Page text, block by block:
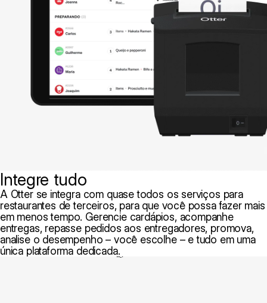
Integre tudo
A Otter se integra com quase todos os serviços para
restaurantes de terceiros, para que você possa fazer mais
em menos tempo. Gerencie cardápios, acompanhe
entregas, repasse pedidos aos entregadores, promova,
analise o desempenho – você escolhe – e tudo em uma
única plataforma dedicada.